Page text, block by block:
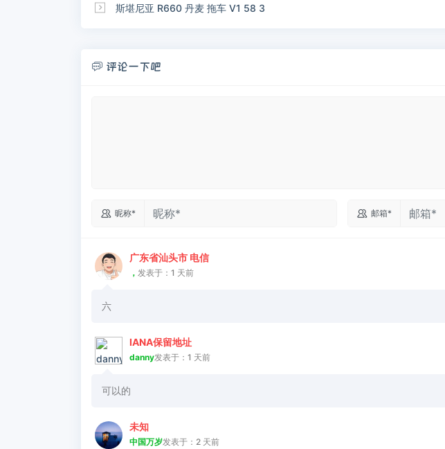
 斯堪尼亚 R660 丹麦 拖车 V1 58 3
 评论一下吧
 昵称*  邮箱*
广东省汕头市 电信
， 发表于：1 天前
六
IANA保留地址
danny发表于：1 天前
可以的
未知
中国万岁发表于：2 天前